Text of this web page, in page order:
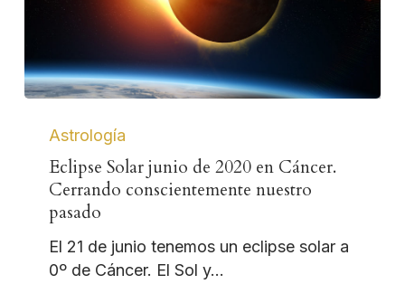
Astrología
Eclipse Solar junio de 2020 en Cáncer.
Cerrando conscientemente nuestro
pasado
El 21 de junio tenemos un eclipse solar a
0º de Cáncer. El Sol y…